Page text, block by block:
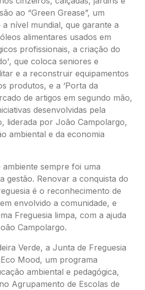
ao “Green Grease”, um
nível mundial, que garante a
alimentares usados em
profissionais, a criação do
que coloca seniores e
e a reconstruir equipamentos
produtos, e a ‘Porta da
de artigos em segundo mão,
desenvolvidas pela
liderada por João Campolargo,
ambiental e da economia
ambiente sempre foi uma
gestão. Renovar a conquista do
é o reconhecimento de
envolvido a comunidade, e
Freguesia limpa, com a ajuda
Campolargo.
Verde, a Junta de Freguesia
Mood, um programa
ambiental e pedagógica,
Agrupamento de Escolas de